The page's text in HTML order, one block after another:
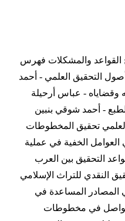
القواعد والمشكلات فهرس
التحقيق العلمي - أحمد
وقضاياه - عباس أرحيلة
- أحمد شوقي بنبين
العلمي تحقيق المخطوطات
الخفية في عملية
التحقيق بين العرب
النقدي للتراث الإسلامي
المصادر المساعدة في
في مخطوطات